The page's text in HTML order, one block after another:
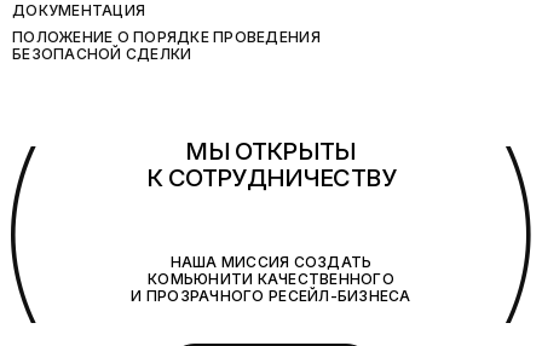
ДОКУМЕНТАЦИЯ
ПОЛОЖЕНИЕ О ПОРЯДКЕ ПРОВЕДЕНИЯ
БЕЗОПАСНОЙ СДЕЛКИ
МЫ ОТКРЫТЫ
К СОТРУДНИЧЕСТВУ
НАША МИССИЯ СОЗДАТЬ
КОМЬЮНИТИ КАЧЕСТВЕННОГО
И ПРОЗРАЧНОГО РЕСЕЙЛ-БИЗНЕСА